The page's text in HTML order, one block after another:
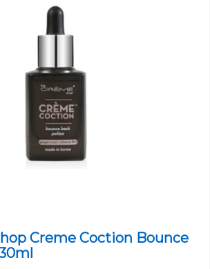
Creme Coction Bounce